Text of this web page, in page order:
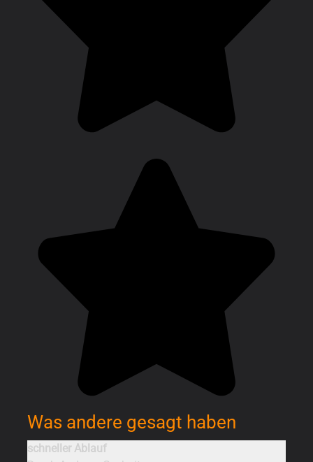
Was andere gesagt haben
schneller Ablauf